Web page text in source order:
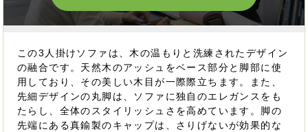
この3人掛けソファは、木の温もりと洗練されたデザイン
の融合です。天然木のアッシュをベース部分と脚部に使
用しており、その美しい木目が一際際立ちます。また、
先細デザインの丸脚は、ソファに独自のエレガンスをも
たらし、全体のスタイリッシュさを高めています。脚の
先端にある真鍮製のキャップは、さりげないが効果的な